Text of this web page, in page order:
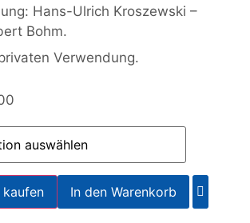
Hans-Ulrich Kroszewski –
Bohm.
Verwendung.
In den Warenkorb